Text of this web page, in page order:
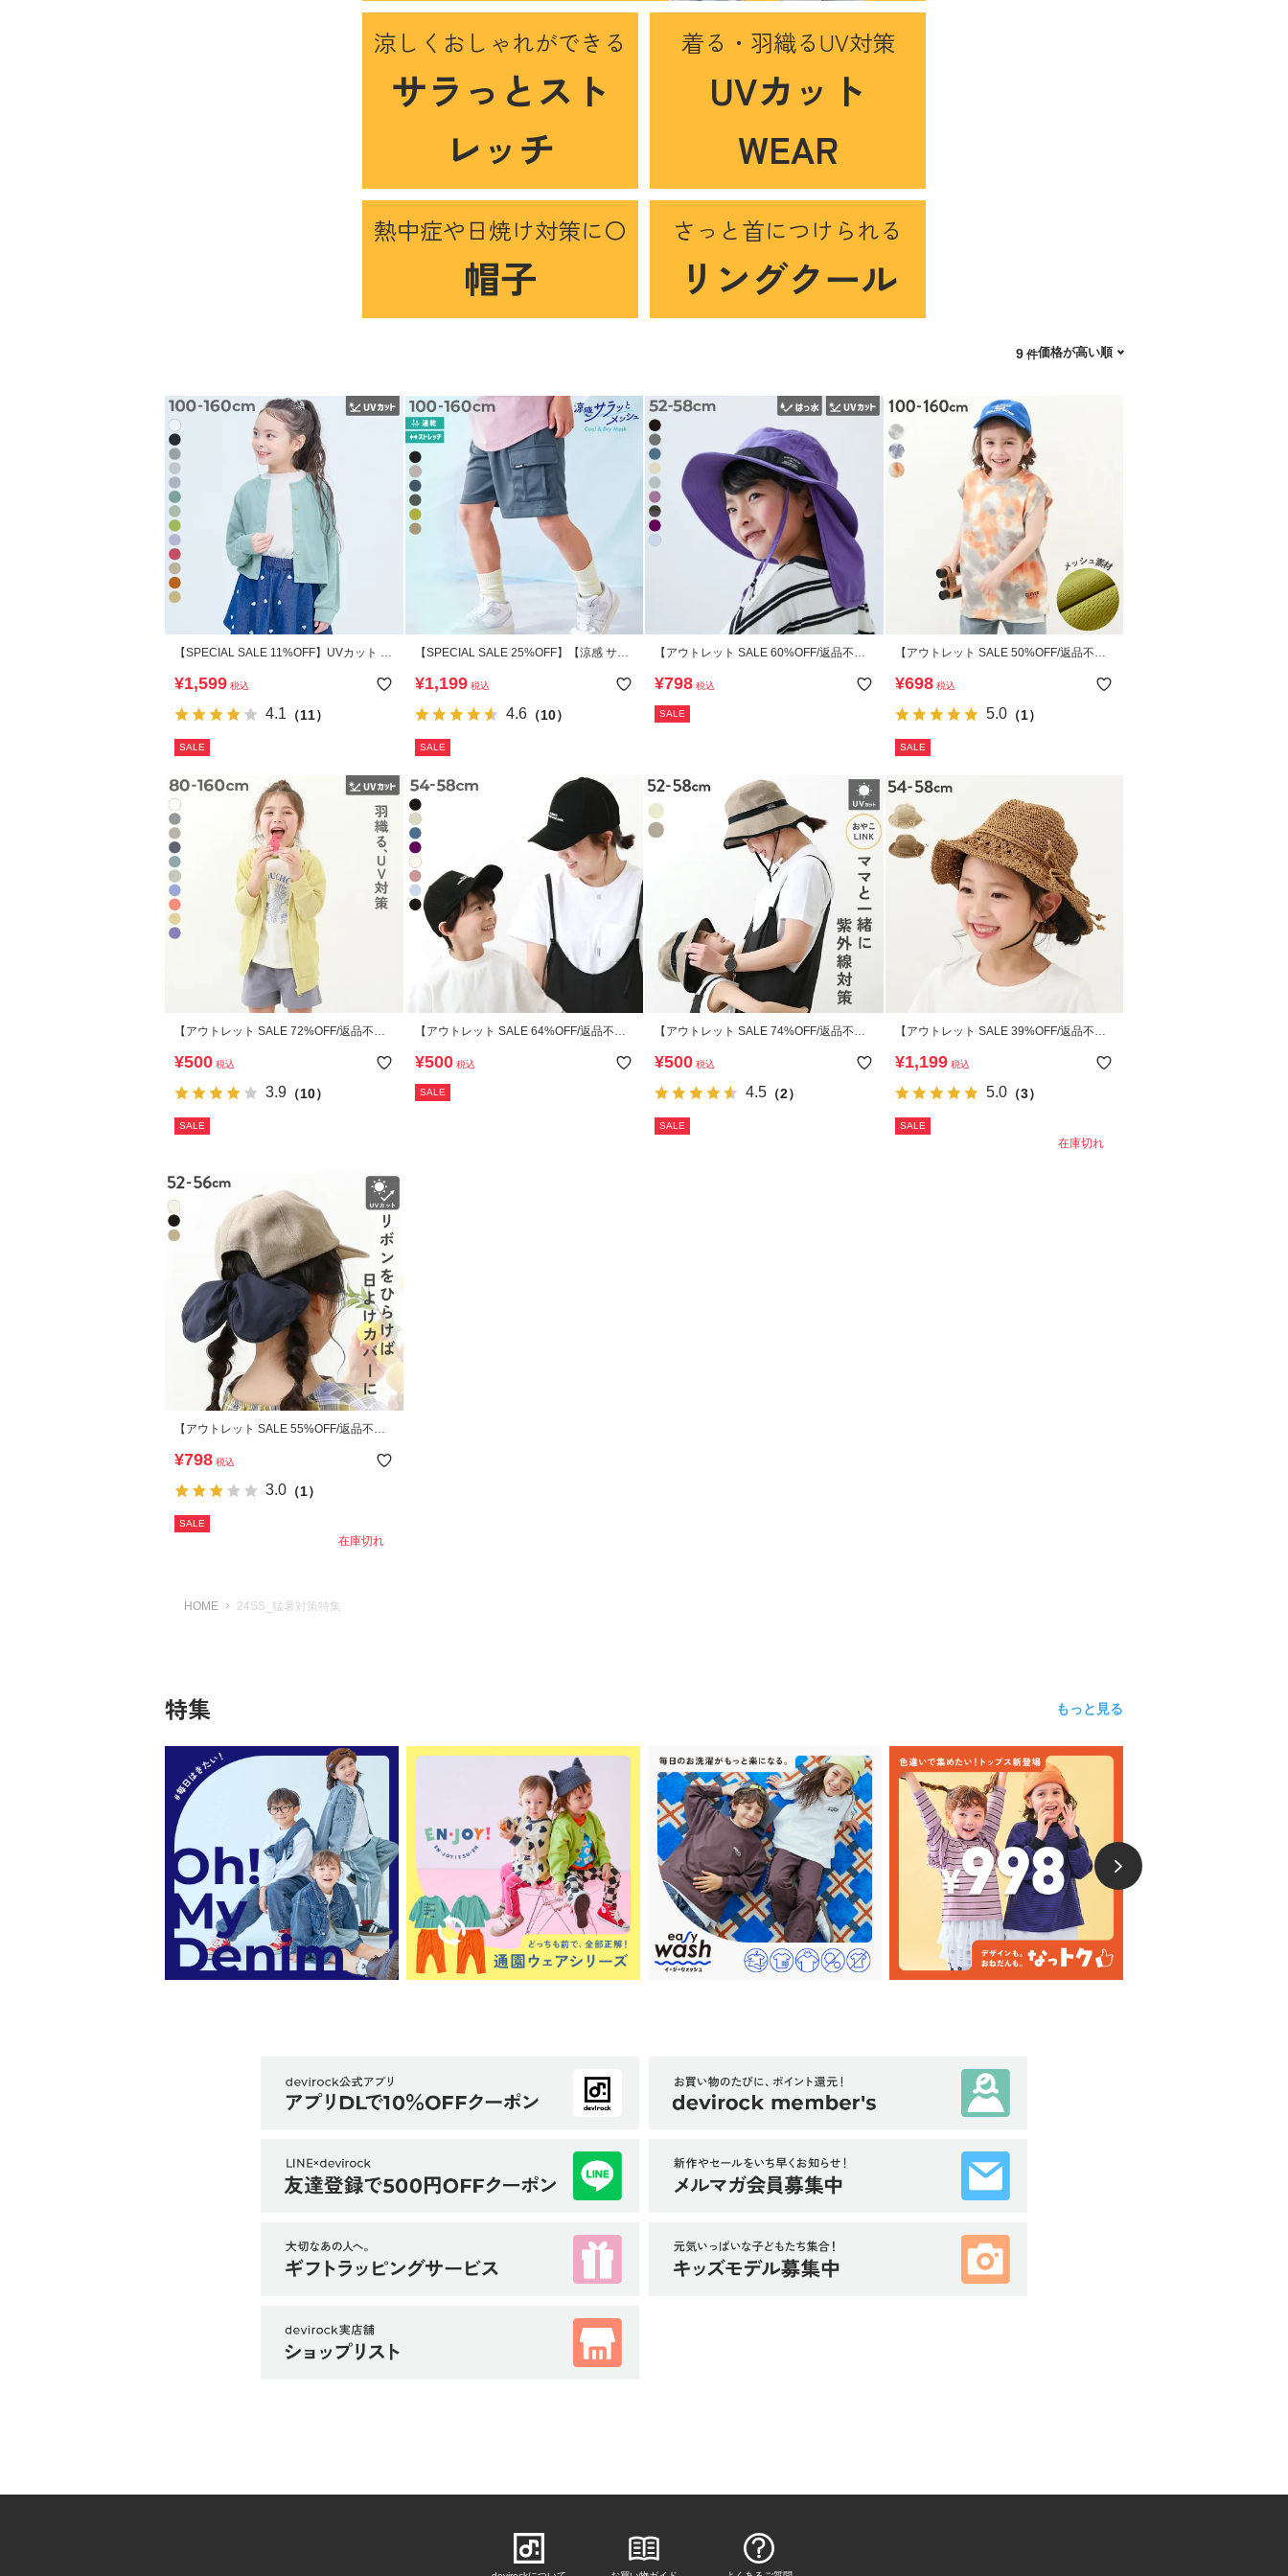
涼しくおしゃれができる
サラっとスト
レッチ
着る・羽織るUV対策
UVカット
WEAR
熱中症や日焼け対策に〇
帽子
さっと首につけられる
リングクール
価格が高い順
9
【SPECIAL SALE 11%OFF】UVカット ガ
¥1,599 税込
4.1 （11）
SALE
【SPECIAL SALE 25%OFF】【涼感 サラ
¥1,199 税込
4.6（10）
SALE
【アウトレット SALE 60%OFF/返品不
撥水 フェスハット
¥798 税込
SALE
【アウトレット SALE 50%OFF/返品不
イタンク
¥698 税込
5.0（1）
SALE
【アウトレット SALE 72%OFF/返品不
¥500 税込
3.9 （10）
SALE
【アウトレット SALE 64%OFF/返品不
¥500 税込
SALE
【アウトレット SALE 74%OFF/返品不
バケットハット
¥500 税込
4.5 （2）
SALE
【アウトレット SALE 39%OFF/返品不
ト
¥1,199 税込
5.0（3）
SALE
在庫切れ
【アウトレット SALE 55%OFF/返品不
プ
¥798 税込
3.0 （1）
SALE
在庫切れ
HOME 24SS_猛暑対策特集
特集 もっと見る